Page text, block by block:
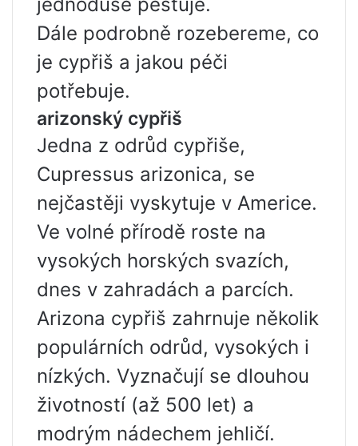
Dále podrobně rozebereme, co
je cypřiš a jakou péči
potřebuje.
arizonský cypřiš
Jedna z odrůd cypřiše,
Cupressus arizonica, se
nejčastěji vyskytuje v Americe.
Ve volné přírodě roste na
vysokých horských svazích,
dnes v zahradách a parcích.
Arizona cypřiš zahrnuje několik
populárních odrůd, vysokých i
nízkých. Vyznačují se dlouhou
životností (až 500 let) a
modrým nádechem jehličí.